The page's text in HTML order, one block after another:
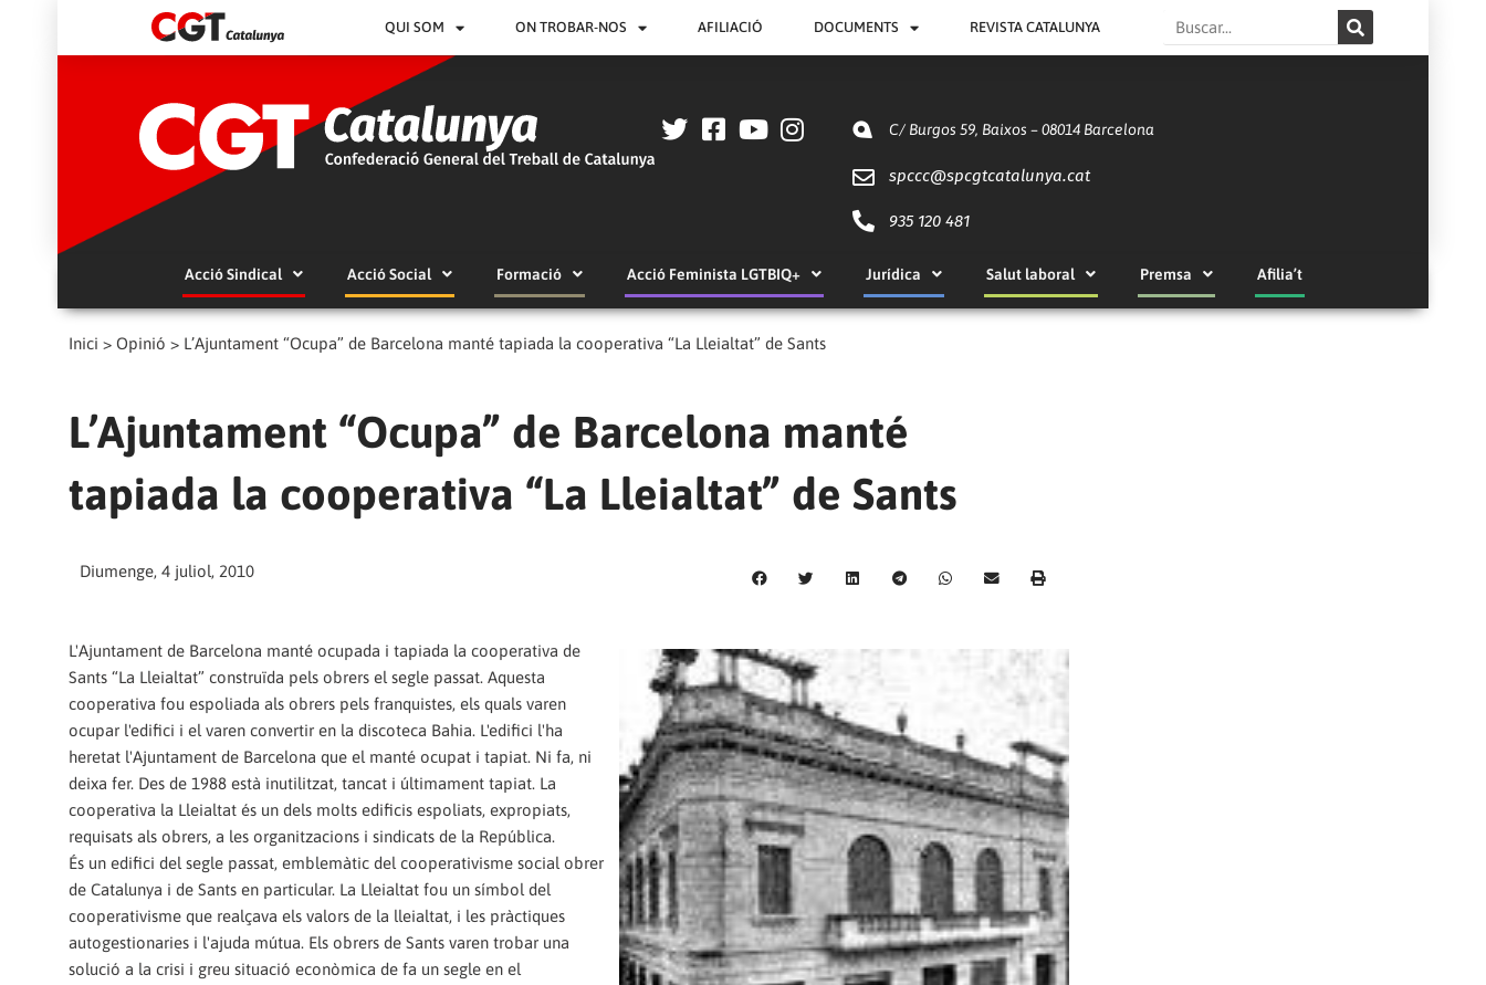
QUI SOM ON TROBAR-NOS AFILIACIÓ DOCUMENTS REVISTA CATALUNYA Search
C/ Burgos 59, Baixos – 08014 Barcelona
spccc@spcgtcatalunya.cat
935 120 481
Acció Sindical Acció Social Formació Acció Feminista LGTBIQ+ Jurídica Salut laboral Premsa Afilia’t
Inici > Opinió > L’Ajuntament “Ocupa” de Barcelona manté tapiada la cooperativa “La Lleialtat” de Sants
L’Ajuntament “Ocupa” de Barcelona manté
tapiada la cooperativa “La Lleialtat” de Sants
Diumenge, 4 juliol, 2010
L'Ajuntament de Barcelona manté ocupada i tapiada la cooperativa de
Sants “La Lleialtat” construïda pels obrers el segle passat. Aquesta
cooperativa fou espoliada als obrers pels franquistes, els quals varen
ocupar l'edifici i el varen convertir en la discoteca Bahia. L'edifici l'ha
heretat l'Ajuntament de Barcelona que el manté ocupat i tapiat. Ni fa, ni
deixa fer. Des de 1988 està inutilitzat, tancat i últimament tapiat. La
cooperativa la Lleialtat és un dels molts edificis espoliats, expropiats,
requisats als obrers, a les organitzacions i sindicats de la República.
És un edifici del segle passat, emblemàtic del cooperativisme social obrer
de Catalunya i de Sants en particular. La Lleialtat fou un símbol del
cooperativisme que realçava els valors de la lleialtat, i les pràctiques
autogestionaries i l'ajuda mútua. Els obrers de Sants varen trobar una
solució a la crisi i greu situació econòmica de fa un segle en el